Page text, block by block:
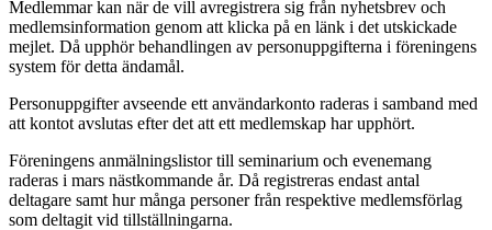
Medlemmar kan när de vill avregistrera sig från nyhetsbrev och
medlemsinformation genom att klicka på en länk i det utskickade
mejlet. Då upphör behandlingen av personuppgifterna i föreningens
system för detta ändamål.
Personuppgifter avseende ett användarkonto raderas i samband med
att kontot avslutas efter det att ett medlemskap har upphört.
Föreningens anmälningslistor till seminarium och evenemang
raderas i mars nästkommande år. Då registreras endast antal
deltagare samt hur många personer från respektive medlemsförlag
som deltagit vid tillställningarna.